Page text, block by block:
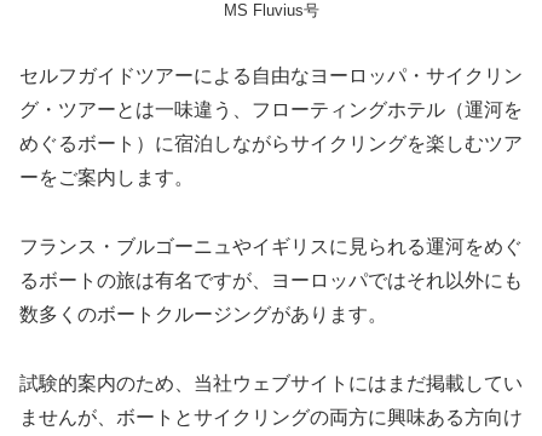
MS Fluvius号
セルフガイドツアーによる自由なヨーロッパ・サイクリン
グ・ツアーとは一味違う、フローティングホテル（運河を
めぐるボート）に宿泊しながらサイクリングを楽しむツア
ーをご案内します。
フランス・ブルゴーニュやイギリスに見られる運河をめぐ
るボートの旅は有名ですが、ヨーロッパではそれ以外にも
数多くのボートクルージングがあります。
試験的案内のため、当社ウェブサイトにはまだ掲載してい
ませんが、ボートとサイクリングの両方に興味ある方向け